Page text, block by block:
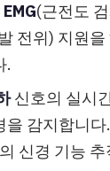
EMG(근전도
전위) 지원
.
신호의 실시
을 감지합니
신경 기능 추